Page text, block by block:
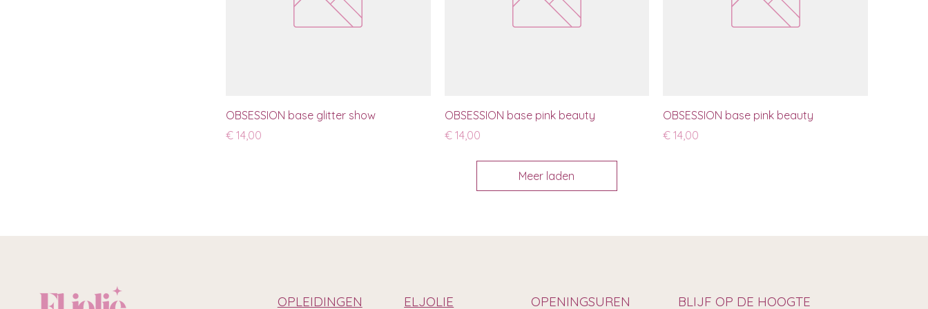
OBSESSION base glitter show
Prijs
€ 14,00
OBSESSION base pink beauty
Prijs
€ 14,00
OBSESSION base pink beauty
Prijs
€ 14,00
Meer laden
OPENINGSUREN
ELJOLIE
OPLEIDINGEN BLIJF OP DE HOOGTE